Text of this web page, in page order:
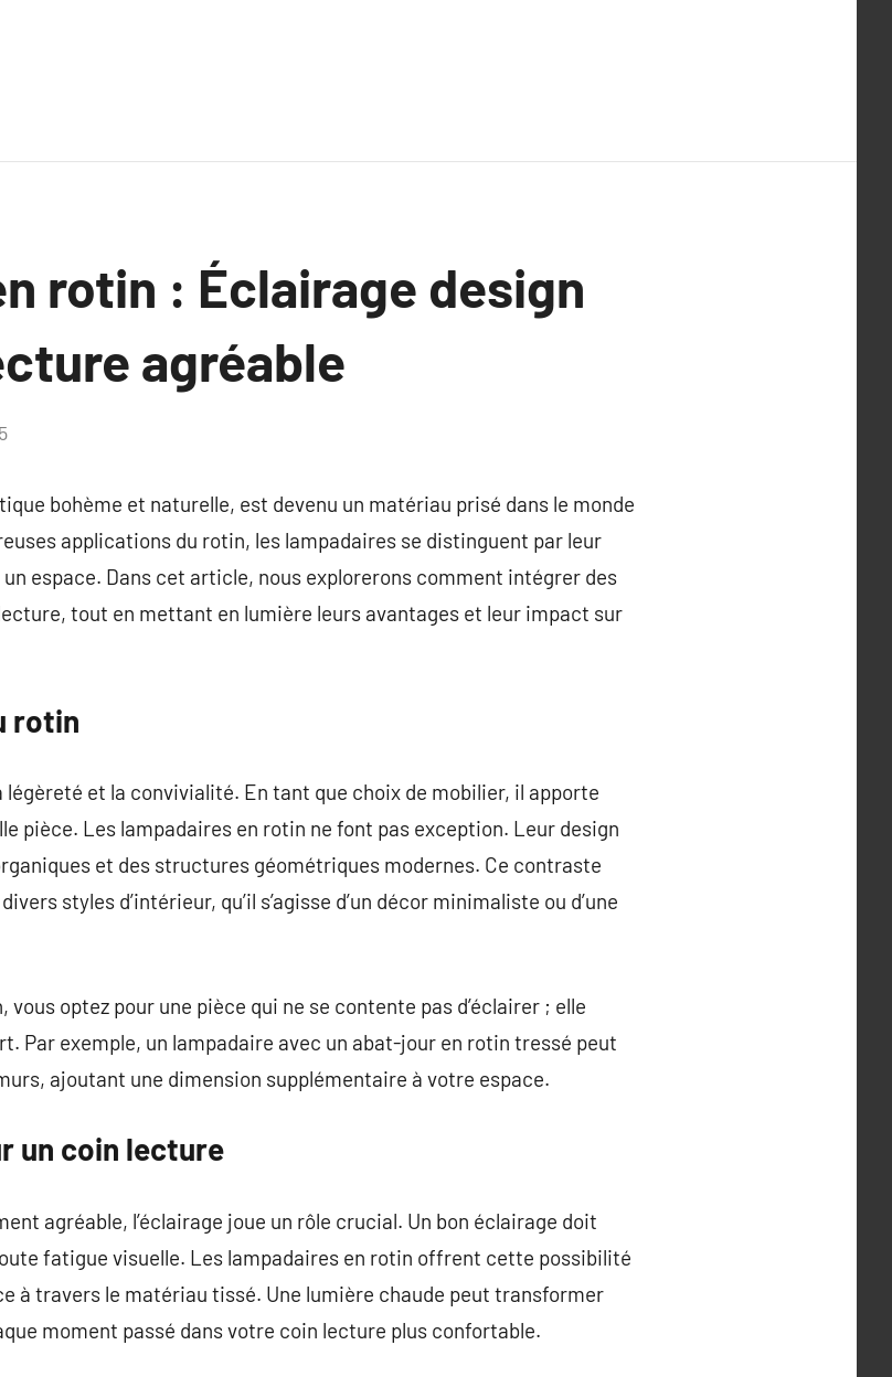
rotin : Éclairage design
agréable
bohème et naturelle, est devenu un matériau prisé dans le monde
applications du rotin, les lampadaires se distinguent par leur
espace. Dans cet article, nous explorerons comment intégrer des
tout en mettant en lumière leurs avantages et leur impact sur
rotin
et la convivialité. En tant que choix de mobilier, il apporte
pièce. Les lampadaires en rotin ne font pas exception. Leur design
et des structures géométriques modernes. Ce contraste
styles d’intérieur, qu’il s’agisse d’un décor minimaliste ou d’une
optez pour une pièce qui ne se contente pas d’éclairer ; elle
Par exemple, un lampadaire avec un abat-jour en rotin tressé peut
ajoutant une dimension supplémentaire à votre espace.
un coin lecture
agréable, l’éclairage joue un rôle crucial. Un bon éclairage doit
fatigue visuelle. Les lampadaires en rotin offrent cette possibilité
à travers le matériau tissé. Une lumière chaude peut transformer
moment passé dans votre coin lecture plus confortable.